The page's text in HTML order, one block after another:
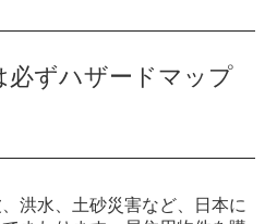
必ずハザードマップ
洪水、土砂災害など、日本に